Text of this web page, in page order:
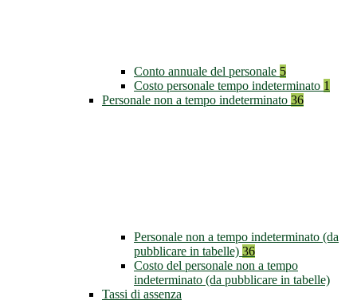
Conto annuale del personale 5
Costo personale tempo indeterminato 1
Personale non a tempo indeterminato 36
Personale non a tempo indeterminato (da
pubblicare in tabelle) 36
Costo del personale non a tempo
indeterminato (da pubblicare in tabelle)
Tassi di assenza